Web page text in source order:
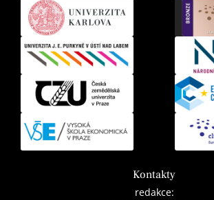
Kontakty
redakce: